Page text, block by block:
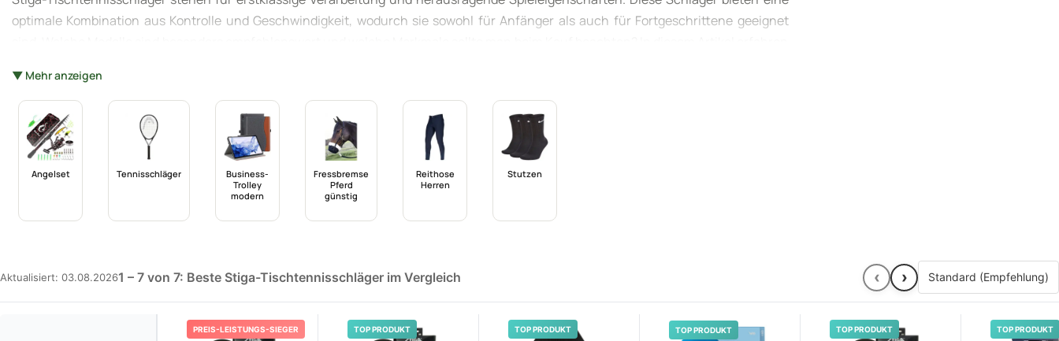
optimale Kombination aus Kontrolle und Geschwindigkeit, wodurch sie sowohl für Anfänger als auch für Fortgeschrittene geeignet
treffen.
▼ Mehr anzeigen
Angelset Tennisschläger
Business-
Trolley
modern
Fressbremse
Pferd
günstig
Reithose
Herren
Stutzen
Aktualisiert: 03.08.20261 – 7 von 7: Beste Stiga-Tischtennisschläger im Vergleich ‹ ›
PREIS-LEISTUNGS-SIEGER TOP PRODUKT TOP PRODUKT TOP PRODUKT TOP PRODUKT TOP PRODUKT